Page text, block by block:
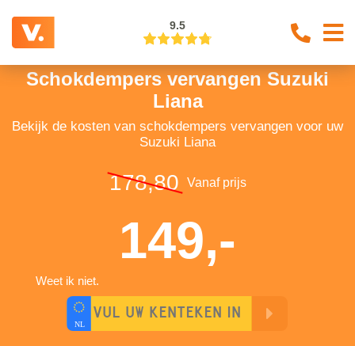
9.5
Schokdempers vervangen Suzuki
Liana
Bekijk de kosten van schokdempers vervangen voor uw
Suzuki Liana
178,80 Vanaf prijs
149,-
Weet ik niet.